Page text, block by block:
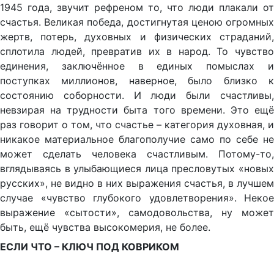
1945 года, звучит рефреном то, что люди плакали от
счастья. Великая победа, достигнутая ценою огромных
жертв, потерь, духовных и физических страданий,
сплотила людей, превратив их в народ. То чувство
единения, заключённое в единых помыслах и
поступках миллионов, наверное, было близко к
состоянию соборности. И люди были счастливы,
невзирая на трудности быта того времени. Это ещё
раз говорит о том, что счастье – категория духовная, и
никакое материальное благополучие само по себе не
может сделать человека счастливым. Потому-то,
вглядываясь в улыбающиеся лица пресловутых «новых
русских», не видно в них выражения счастья, в лучшем
случае «чувство глубокого удовлетворения». Некое
выражение «сытости», самодовольства, ну может
быть, ещё чувства высокомерия, не более.
ЕСЛИ ЧТО – КЛЮЧ ПОД КОВРИКОМ